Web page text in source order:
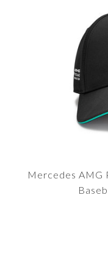
Mercedes AMG